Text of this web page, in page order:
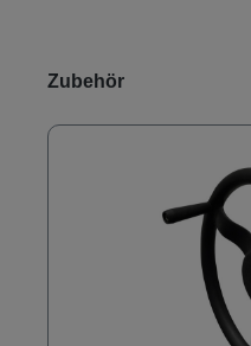
Produktgalerie überspringen
Zubehör